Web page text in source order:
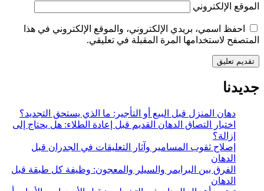
الموقع الإلكتروني
احفظ اسمي، بريدي الإلكتروني، والموقع الإلكتروني في هذا
المتصفح لاستخدامها المرة المقبلة في تعليقي.
جديدنا
دهان المنزل قبل البيع أو التأجير: ما الذي يستحق التجديد؟
اختبار التصاق الدهان القديم قبل إعادة الطلاء: هل يحتاج إلى
إزالة؟
إصلاح ثقوب المسامير وآثار التعليقات في الجدران قبل
الدهان
الفرق بين البرايمر والسيلر والمعجون: وظيفة كل طبقة قبل
الدهان